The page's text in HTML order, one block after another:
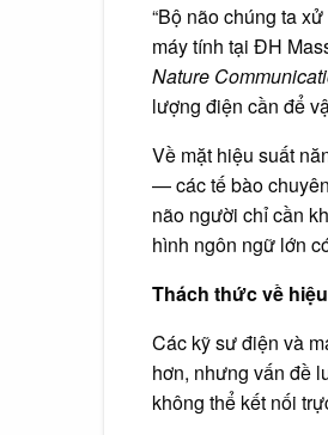
“Bộ não chúng ta
máy tính tại ĐH
Nature
lượng điện cần để
Về mặt hiệu suất
— các tế bào
não người chỉ cần
hình ngôn ngữ lớn
Thách thức về
Các kỹ sư điện và
hơn, nhưng vấn đề
không thể kết nối